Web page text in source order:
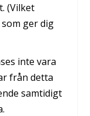
(Vilket
ger dig
inte vara
från detta
samtidigt